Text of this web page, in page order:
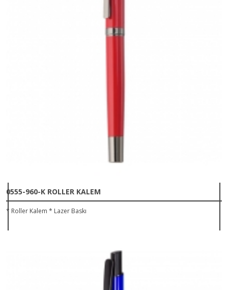
0555-960-K ROLLER KALEM
* Roller Kalem * Lazer Baskı